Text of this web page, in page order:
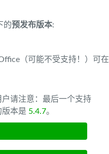
的预发布版本:
（可能不受支持！）可在
请注意：最后一个支持
本是 5.4.7。